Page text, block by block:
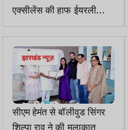
एक्सीलेंस की हाफ ईयरली
परीक्षा का टाइम टेबल जारी
झारखंड न्यूज़
सीएम हेमंत से बॉलीवुड सिंगर
शिल्पा राव ने की मुलाकात